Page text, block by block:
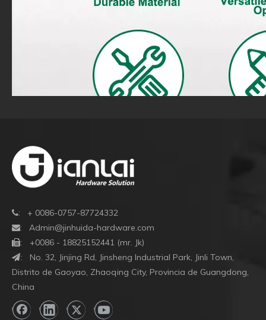
: + 0086-0757-87724332
: Admin@jinhuida-hardware.com
: +0086 - 18825152441 (mr. Jk)
: No. 32, Jinjing Rd, Jinsheng Industrial Park, Jinli Town,
Distrito de Gaoyao, Zhaoqing City, Provincia de Guangdong,
China